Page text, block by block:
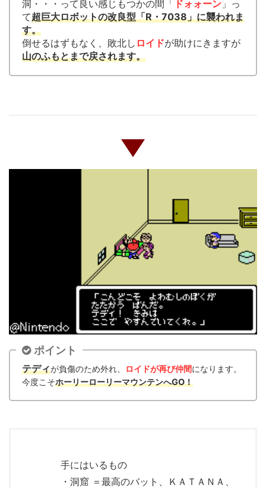
洞・・・って良い感じもつかの間「 ドォォーン 」っ
て超巨大ロボットの改良型「R・7038」に襲われま
す。
倒せるはずもなく、敗北し ロイドが助けにきますが
山のふもとまで戻されます。
ポイント
テディが負傷のため外れ、 ロイドが再び仲間になります。
今度こそホーリーローリーマウンテンへGO！
手にはいるもの
・洞窟 ＝最高のバット、ＫＡＴＡＮＡ、